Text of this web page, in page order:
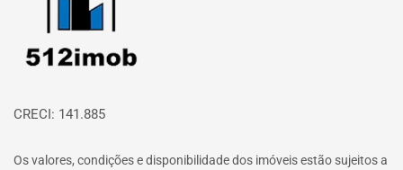
CRECI: 141.885
Os valores, condições e disponibilidade dos imóveis estão sujeitos a